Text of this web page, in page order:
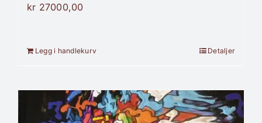
kr 27000,00
Legg i handlekurv Detaljer